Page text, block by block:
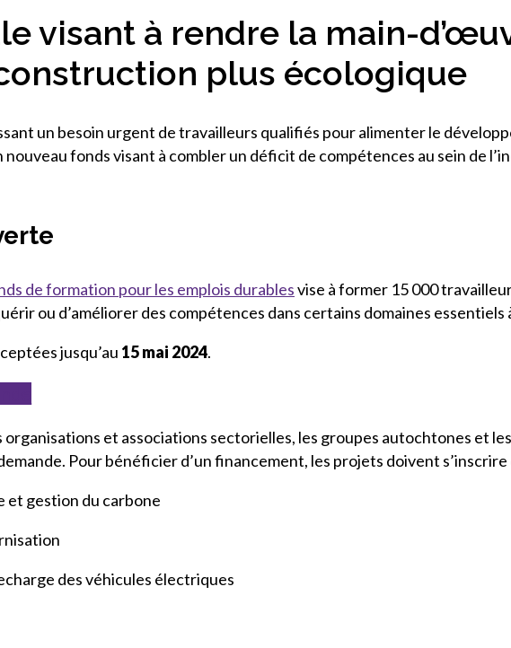
visant à rendre la main-
plus écologique
un besoin urgent de travailleurs qualifiés pour alimenter le
nouveau fonds visant à combler un déficit de compétences au sein de
de formation pour les emplois durablesvise à former 15 000
ou d’améliorer des compétences dans certains domaines essentiels
jusqu’au 15 mai 2024.
et associations sectorielles, les groupes autochtones et
Pour bénéficier d’un financement, les projets doivent s’inscrire
et gestion du carbone
des véhicules électriques